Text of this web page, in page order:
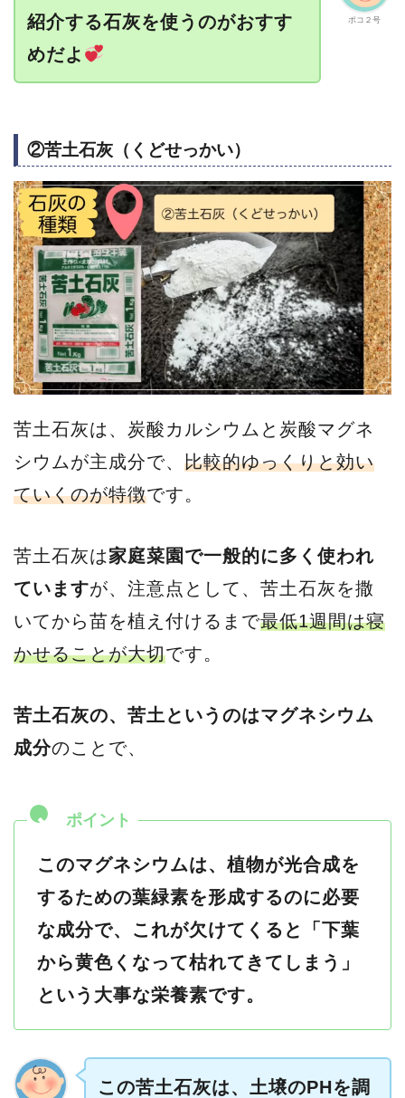
ポコ２号
紹介する石灰を使うのがおすす
めだよ
②苦土石灰（くどせっかい）
苦土石灰は、炭酸カルシウムと炭酸マグネ
シウムが主成分で、 比較的ゆっくりと効い
ていくのが特徴です。
苦土石灰は家庭菜園で一般的に多く使われ
ていますが、注意点として、苦土石灰を撒
いてから苗を植え付けるまで最低1週間は寝
かせることが大切です。
苦土石灰の、苦土というのはマグネシウム
成分のことで、
このマグネシウムは、植物が光合成を
するための葉緑素を形成するのに必要
な成分で、これが欠けてくると「下葉
から黄色くなって枯れてきてしまう」
という大事な栄養素です。
この苦土石灰は、土壌のPHを調